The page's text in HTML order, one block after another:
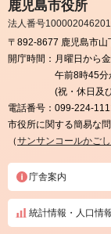
鹿児島市役所
法人番号
〒892-8677 鹿児島市山
開庁時間： 月曜日から
午前8時45
(祝・休日及
電話番号： 099-224-
市役所に関する簡易な問
（サンサンコールかごし
庁舎案内
統計情報・人口情